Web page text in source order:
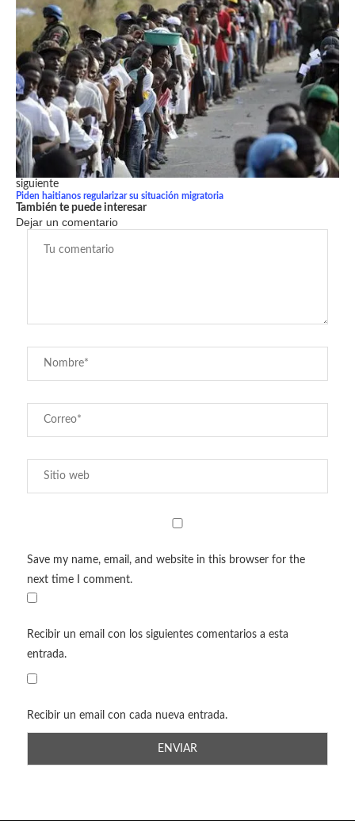
siguiente
Piden haitianos regularizar su situación migratoria
También te puede interesar
Dejar un comentario
Save my name, email, and website in this browser for the
next time I comment.
Recibir un email con los siguientes comentarios a esta
entrada.
Recibir un email con cada nueva entrada.